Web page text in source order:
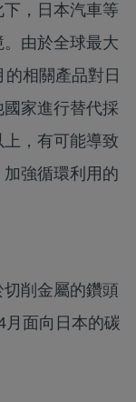
，日本汽車等
由於全球最大
相關產品對日
家進行替代採
，有可能導致
強循環利用的
削金屬的鑽頭
月面向日本的碳